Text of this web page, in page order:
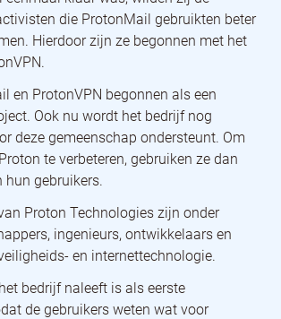
die ProtonMail gebruikten beter
Hierdoor zijn ze begonnen met het
en ProtonVPN begonnen als een
Ook nu wordt het bedrijf nog
deze gemeenschap ondersteunt. Om
te verbeteren, gebruiken ze dan
hun gebruikers.
Proton Technologies zijn onder
ingenieurs, ontwikkelaars en
en internettechnologie.
bedrijf naleeft is als eerste
de gebruikers weten wat voor